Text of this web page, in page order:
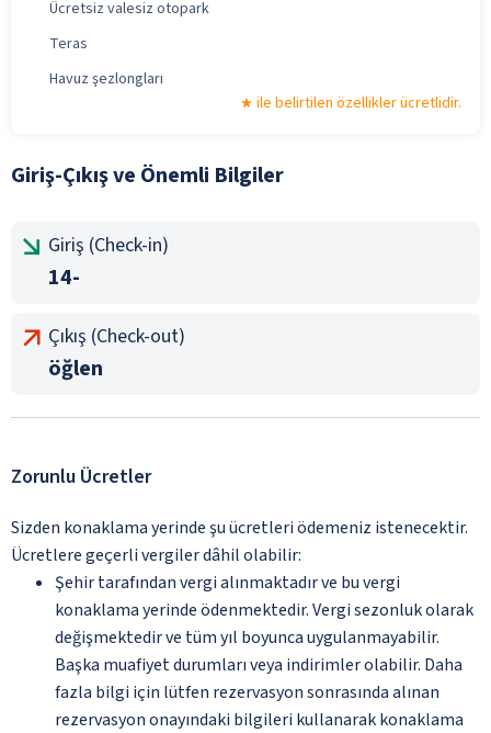
Ücretsiz valesiz otopark
Teras
Havuz şezlongları
ile belirtilen özellikler ücretlidir.
Giriş-Çıkış ve Önemli Bilgiler
Giriş (Check-in)
14-
Çıkış (Check-out)
öğlen
Zorunlu Ücretler
Sizden konaklama yerinde şu ücretleri ödemeniz istenecektir.
Ücretlere geçerli vergiler dâhil olabilir:
Şehir tarafından vergi alınmaktadır ve bu vergi
konaklama yerinde ödenmektedir. Vergi sezonluk olarak
değişmektedir ve tüm yıl boyunca uygulanmayabilir.
Başka muafiyet durumları veya indirimler olabilir. Daha
fazla bilgi için lütfen rezervasyon sonrasında alınan
rezervasyon onayındaki bilgileri kullanarak konaklama